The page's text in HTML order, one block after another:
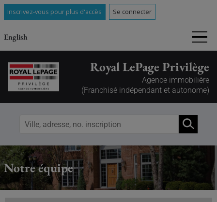
Inscrivez-vous pour plus d'accès Se connecter
English
Royal LePage Privilège
Agence immobilière
(Franchisé indépendant et autonome)
Notre équipe